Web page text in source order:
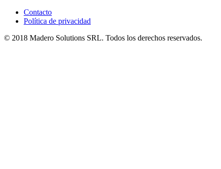
Contacto
Política de privacidad
© 2018 Madero Solutions SRL. Todos los derechos reservados.